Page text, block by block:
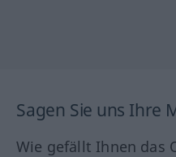
Sagen Sie uns Ihre
Wie gefällt Ihnen das